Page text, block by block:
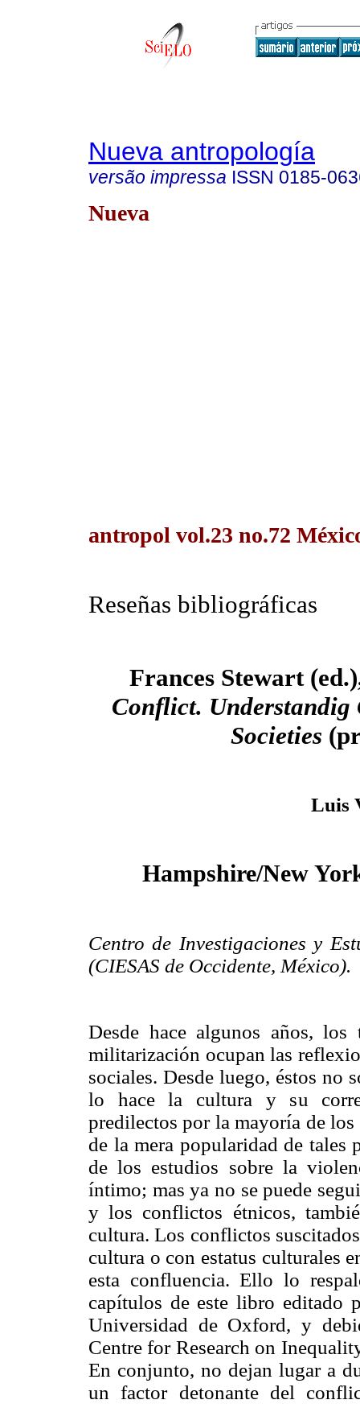
Nueva antropología
versão impressa ISSN 0185-
Nueva
antropol vol.23 no.72
Reseñas bibliográficas
Frances Stewart
Conflict.
Societies
Luis
Hampshire/New
Centro de Investigaciones y
(CIESAS de Occidente, México).
Desde hace algunos años,
militarización ocupan las
sociales. Desde luego, éstos no
lo hace la cultura y su
predilectos por la mayoría de
de la mera popularidad de tales
de los estudios sobre la
íntimo; mas ya no se puede
y los conflictos étnicos,
cultura. Los conflictos
cultura o con estatus culturales
esta confluencia. Ello lo
capítulos de este libro editado
Universidad de Oxford, y
Centre for Research on
En conjunto, no dejan lugar a
un factor detonante del